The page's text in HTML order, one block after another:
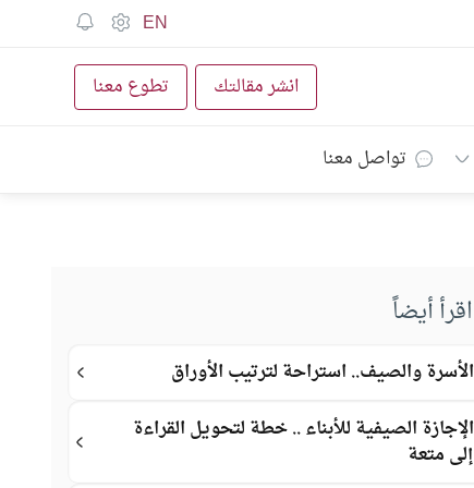
EN
انشر مقالتك تطوع معنا
تواصل معنا
اقرأ أيضاً
الأسرة والصيف.. استراحة لترتيب الأوراق
الإجازة الصيفية للأبناء .. خطة لتحويل القراءة
إلى متعة